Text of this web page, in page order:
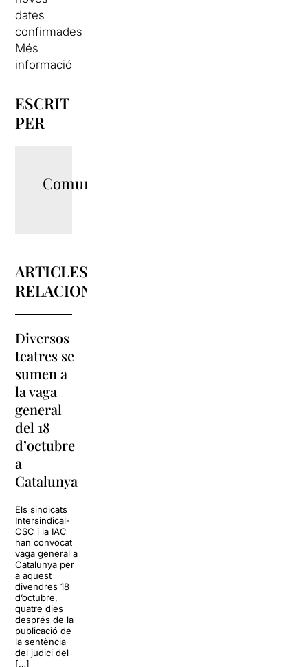
dates
confirmades
Més
informació
ESCRIT
PER
Comunicació
ARTICLES
RELACIONATS
Diversos
teatres se
sumen a
la vaga
general
del 18
d’octubre
a
Catalunya
Els sindicats
Intersindical-
CSC i la IAC
han convocat
vaga general a
Catalunya per
a aquest
divendres 18
d’octubre,
quatre dies
després de la
publicació de
la sentència
del judici del
[…]